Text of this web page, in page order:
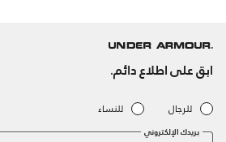
ابق على اطلاع دائم.
للرجال للنساء
بريدك الإلكتروني